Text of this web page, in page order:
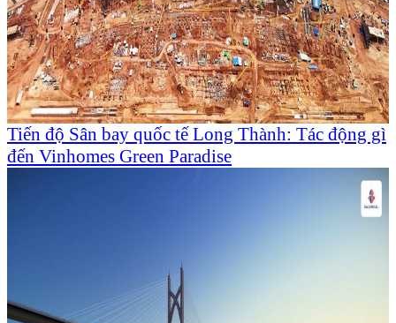
Tiến độ Sân bay quốc tế Long Thành: Tác động gì
đến Vinhomes Green Paradise